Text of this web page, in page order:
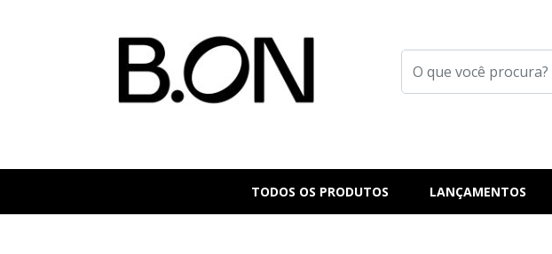
TODOS OS PRODUTOS LANÇAMENTOS